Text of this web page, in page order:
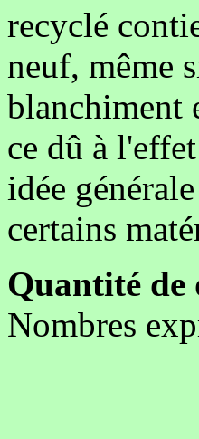
recyclé
neuf, même
blanchiment
ce dû à
idée
certains
Quantité de
Nombres